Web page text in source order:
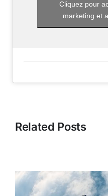
Cliquez pour
marketing et
Related Posts